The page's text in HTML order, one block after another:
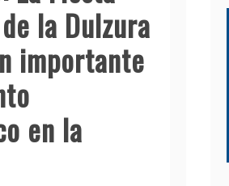
la Dulzura
importante
en la